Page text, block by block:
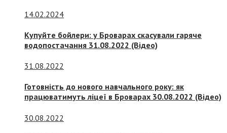
14.02.2024
Купуйте бойлери: у Броварах скасували гаряче
водопостачання 31.08.2022 (Відео)
31.08.2022
Готовність до нового навчального року: як
працюватимуть ліцеї в Броварах 30.08.2022 (Відео)
30.08.2022